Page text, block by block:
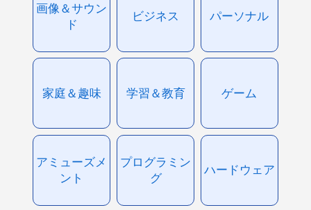
画像＆サウン
ド
ビジネス パーソナル
家庭＆趣味 学習＆教育 ゲーム
アミューズメ
ント
プログラミン
グ
ハードウェア